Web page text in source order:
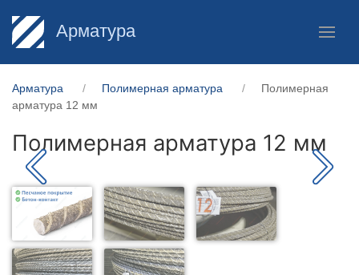
Арматура
Арматура Полимерная арматура
Полимерная
арматура 12 мм
Полимерная арматура 12 мм